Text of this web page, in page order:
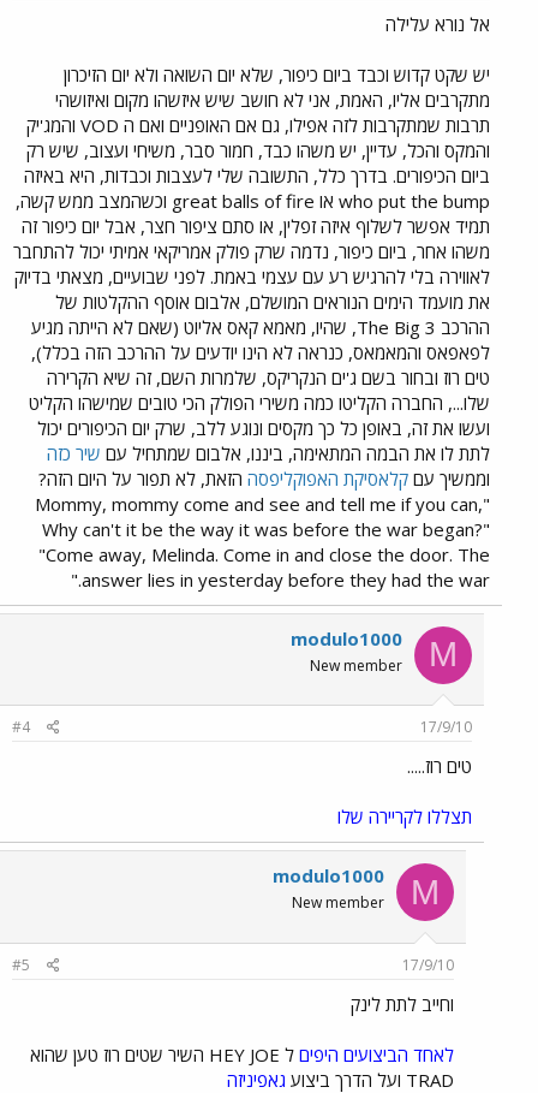
אל נורא עלילה
יש שקט קדוש וכבד ביום כיפור, שלא יום השואה ולא יום הזיכרון
מתקרבים אליו, האמת, אני לא חושב שיש איזשהו מקום ואיזושהי
תרבות שמתקרבות לזה אפילו, גם אם האופניים ואם ה VOD והמג'יק
והמקס והכל, עדיין, יש משהו כבד, חמור סבר, משיחי ועצוב, שיש רק
ביום הכיפורים. בדרך כלל, התשובה שלי לעצבות וכבדות, היא באיזה
who put the bump או great balls of fire וכשהמצב ממש קשה,
תמיד אפשר לשלוף איזה זפלין, או סתם ציפור חצר, אבל יום כיפור זה
משהו אחר, ביום כיפור, נדמה שרק פולק אמריקאי אמיתי יכול להתחבר
לאווירה בלי להרגיש רע עם עצמי באמת. לפני שבועיים, מצאתי בדיוק
את מועמד הימים הנוראים המושלם, אלבום אוסף ההקלטות של
ההרכב The Big 3, שהיו, מאמא קאס אליוט (שאם לא הייתה מגיע
לפאפאס והמאמאס, כנראה לא הינו יודעים על ההרכב הזה בכלל),
טים רוז ובחור בשם ג'ים הנקריקס, שלמרות השם, זה שיא הקרירה
שלו..., החברה הקליטו כמה משירי הפולק הכי טובים שמישהו הקליט
ועשו את זה, באופן כל כך מקסים ונוגע ללב, שרק יום הכיפורים יכול
לתת לו את הבמה המתאימה, ביננו, אלבום שמתחיל עם שיר כזה
וממשיך עם קלאסיקת האפוקליפסה הזאת, לא תפור על היום הזה?
"Mommy, mommy come and see and tell me if you can,
Why can't it be the way it was before the war began?"
"Come away, Melinda. Come in and close the door. The
answer lies in yesterday before they had the war."
M
modulo1000
New member
17/9/10
#4
טים רוז.....
תצללו לקריירה שלו
M
modulo1000
New member
17/9/10
#5
וחייב לתת לינק
לאחד הביצועים היפים
ל HEY JOE השיר שטים רוז טען שהוא
TRAD ועל הדרך ביצוע
גאפיניזה